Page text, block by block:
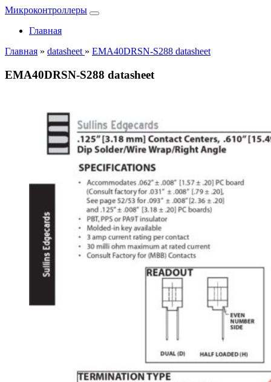
Микроконтроллеры
Главная
Главная » datasheet » EMA40DRSN-S288 datasheet
EMA40DRSN-S288 datasheet